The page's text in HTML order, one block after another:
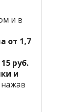
и в
от 1,7
руб.
и